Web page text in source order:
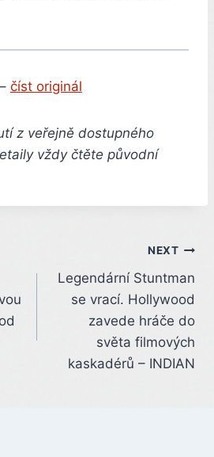
číst originál
z veřejně dostupného
vždy čtěte původní
NEXT
Legendární Stuntman
se vrací. Hollywood
zavede hráče do
světa filmových
kaskadérů – INDIAN